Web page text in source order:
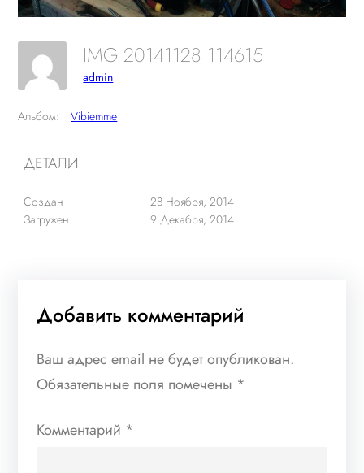
IMG 20141128 114615
admin
Альбом: Vibiemme
ДЕТАЛИ
Создан
28 Ноября, 2014
Загружен
9 Декабря, 2014
Добавить комментарий
Ваш адрес email не будет опубликован.
Обязательные поля помечены *
Комментарий *